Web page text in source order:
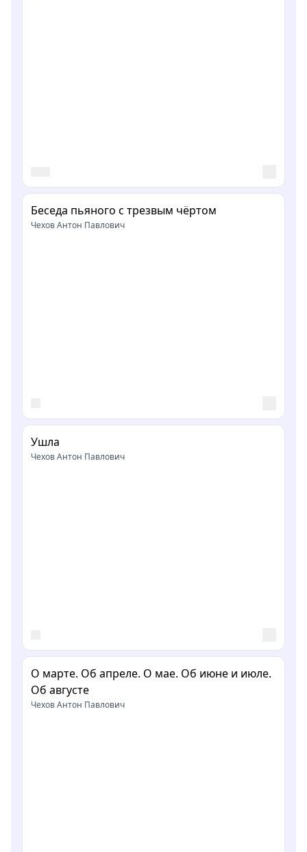
Беседа пьяного с трезвым чёртом
Чехов Антон Павлович
Ушла
Чехов Антон Павлович
О марте. Об апреле. О мае. Об июне и июле.
Об августе
Чехов Антон Павлович